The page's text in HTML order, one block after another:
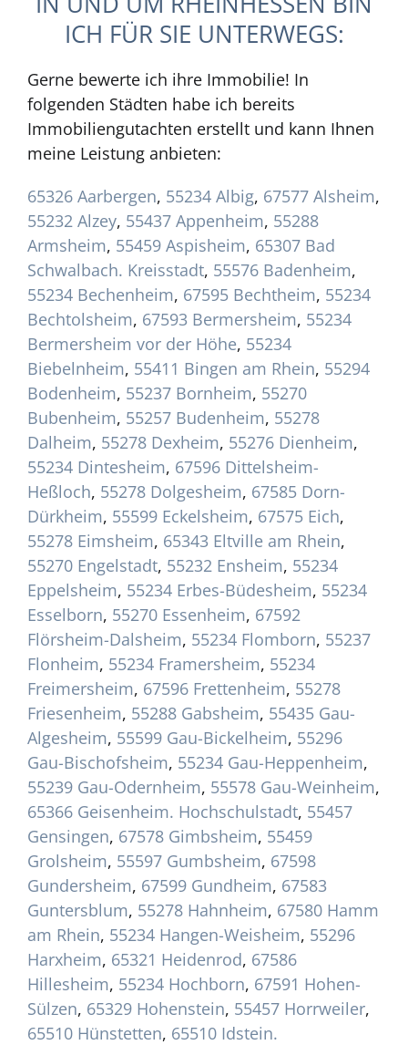
ICH FÜR SIE UNTERWEGS:
Gerne bewerte ich ihre Immobilie! In
folgenden Städten habe ich bereits
Immobiliengutachten erstellt und kann Ihnen
meine Leistung anbieten:
65326 Aarbergen, 55234 Albig, 67577 Alsheim,
55232 Alzey, 55437 Appenheim, 55288
Armsheim, 55459 Aspisheim, 65307 Bad
Schwalbach. Kreisstadt, 55576 Badenheim,
55234 Bechenheim, 67595 Bechtheim, 55234
Bechtolsheim, 67593 Bermersheim, 55234
Bermersheim vor der Höhe, 55234
Biebelnheim, 55411 Bingen am Rhein, 55294
Bodenheim, 55237 Bornheim, 55270
Bubenheim, 55257 Budenheim, 55278
Dalheim, 55278 Dexheim, 55276 Dienheim,
55234 Dintesheim, 67596 Dittelsheim-
Heßloch, 55278 Dolgesheim, 67585 Dorn-
Dürkheim, 55599 Eckelsheim, 67575 Eich,
55278 Eimsheim, 65343 Eltville am Rhein,
55270 Engelstadt, 55232 Ensheim, 55234
Eppelsheim, 55234 Erbes-Büdesheim, 55234
Esselborn, 55270 Essenheim, 67592
Flörsheim-Dalsheim, 55234 Flomborn, 55237
Flonheim, 55234 Framersheim, 55234
Freimersheim, 67596 Frettenheim, 55278
Friesenheim, 55288 Gabsheim, 55435 Gau-
Algesheim, 55599 Gau-Bickelheim, 55296
Gau-Bischofsheim, 55234 Gau-Heppenheim,
55239 Gau-Odernheim, 55578 Gau-Weinheim,
65366 Geisenheim. Hochschulstadt, 55457
Gensingen, 67578 Gimbsheim, 55459
Grolsheim, 55597 Gumbsheim, 67598
Gundersheim, 67599 Gundheim, 67583
Guntersblum, 55278 Hahnheim, 67580 Hamm
am Rhein, 55234 Hangen-Weisheim, 55296
Harxheim, 65321 Heidenrod, 67586
Hillesheim, 55234 Hochborn, 67591 Hohen-
Sülzen, 65329 Hohenstein, 55457 Horrweiler,
65510 Hünstetten, 65510 Idstein.